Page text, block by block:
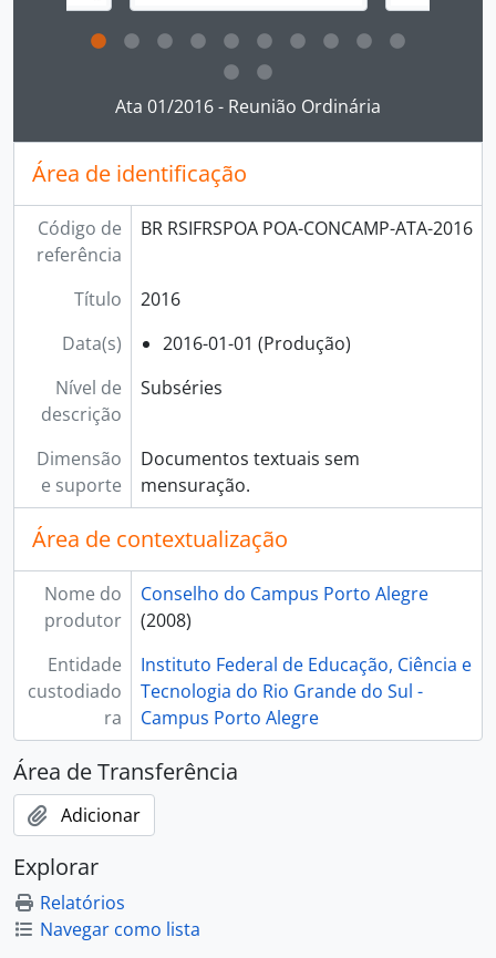
Ao clicar no link deste título da descrição a
Ata 01/2016 - Reunião Ordinária
Área de identificação
Código de
referência
BR RSIFRSPOA POA-CONCAMP-ATA-2016
Título
2016
Data(s)
2016-01-01 (Produção)
Nível de
descrição
Subséries
Dimensão
e suporte
Documentos textuais sem
mensuração.
Área de contextualização
Nome do
produtor
Conselho do Campus Porto Alegre
(2008)
Entidade
custodiado
ra
Instituto Federal de Educação, Ciência e
Tecnologia do Rio Grande do Sul -
Campus Porto Alegre
Área de Transferência
Adicionar
Explorar
Relatórios
Navegar como lista